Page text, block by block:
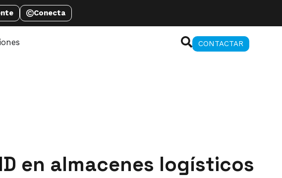
Conecta
CONTACTAR
en almacenes logísticos